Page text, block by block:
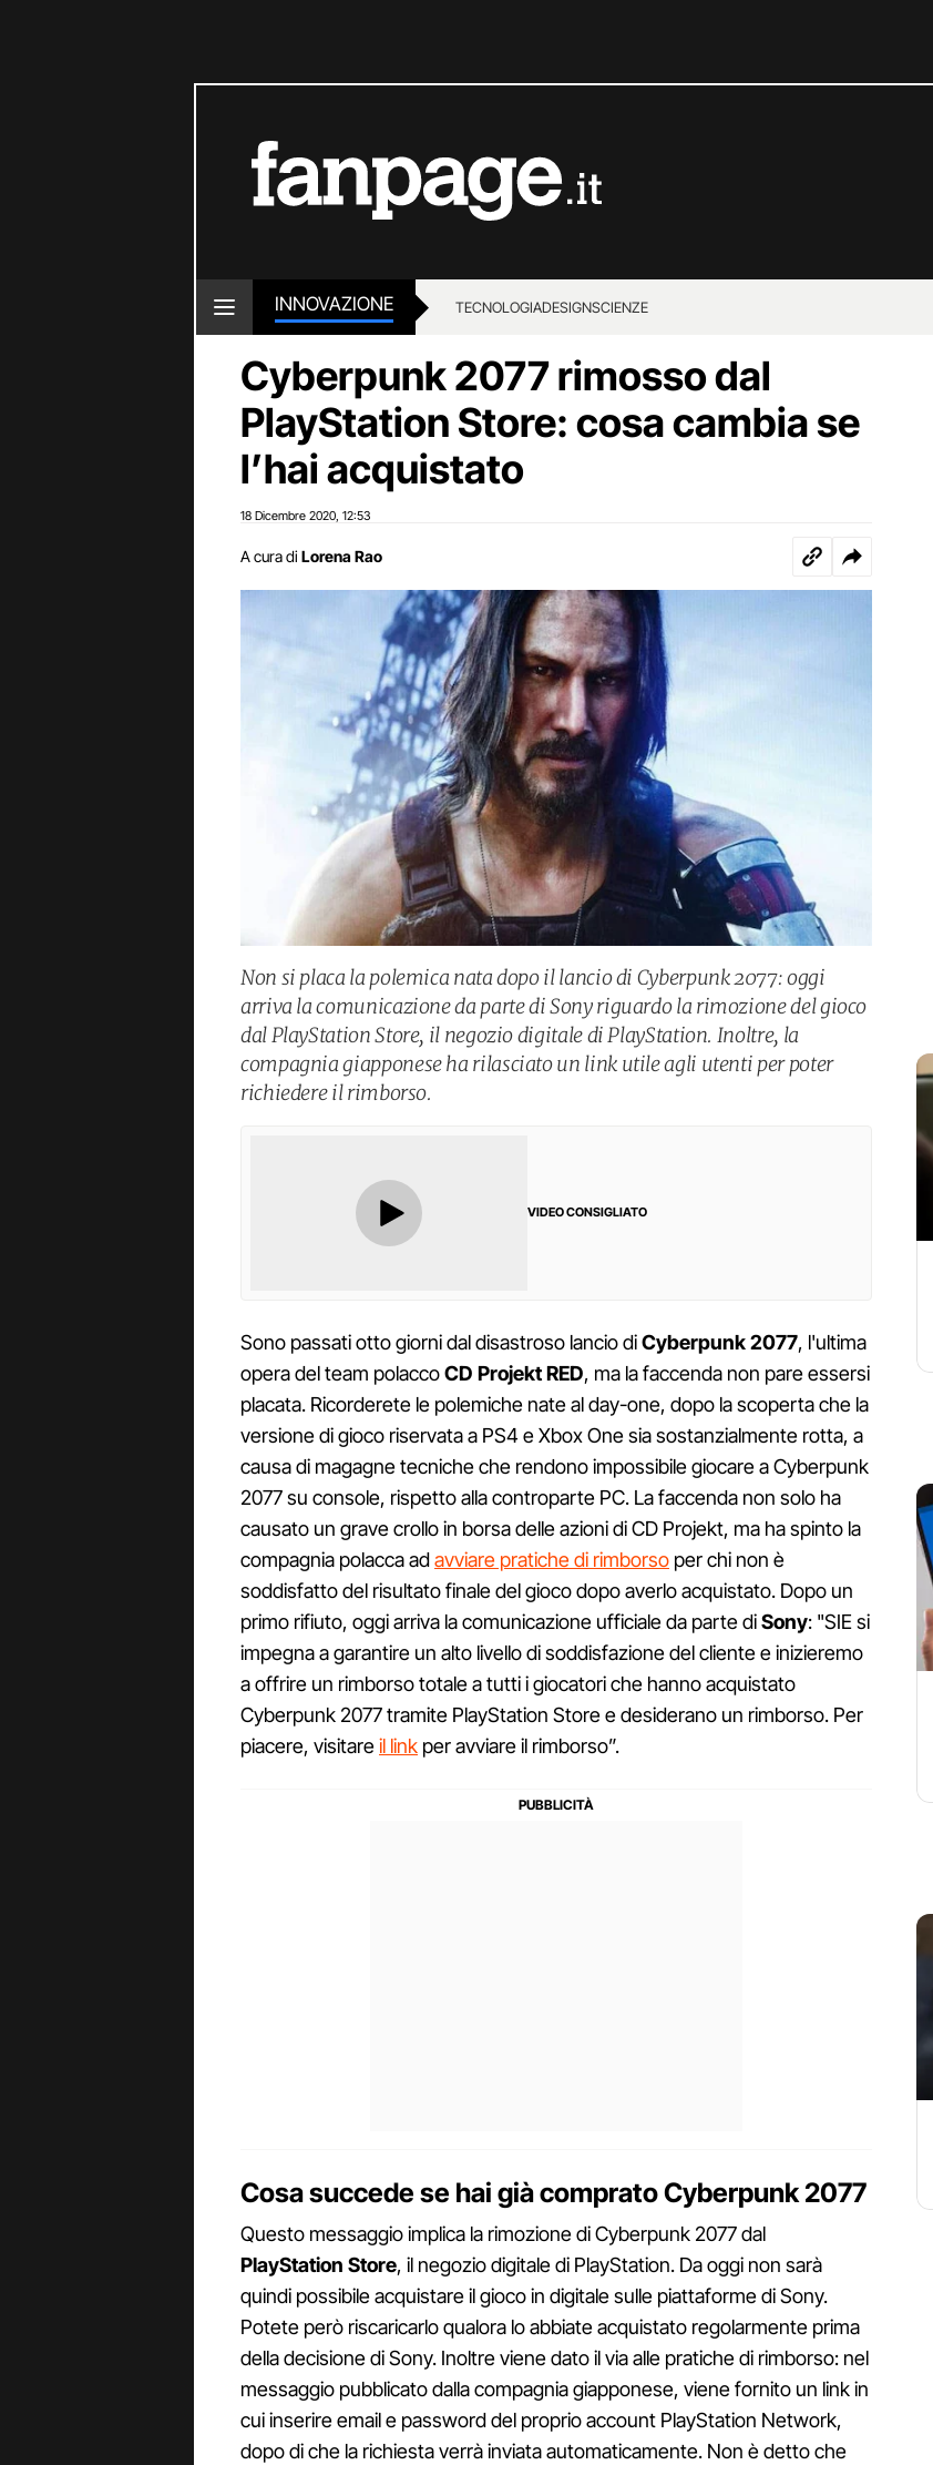
INNOVAZIONE TECNOLOGIADESIGNSCIENZE
Cyberpunk 2077 rimosso dal
PlayStation Store: cosa cambia se
l’hai acquistato
18 Dicembre 2020 12:53
A cura di Lorena Rao
Non si placa la polemica nata dopo il lancio di Cyberpunk 2077: oggi
arriva la comunicazione da parte di Sony riguardo la rimozione del gioco
dal PlayStation Store, il negozio digitale di PlayStation. Inoltre, la
compagnia giapponese ha rilasciato un link utile agli utenti per poter
richiedere il rimborso.
VIDEO CONSIGLIATO
Sono passati otto giorni dal disastroso lancio diCyberpunk 2077, l'ultima
opera del team polaccoCD Projekt RED, ma la faccenda non pare essersi
placata. Ricorderete le polemiche nate al day-one, dopo la scoperta che la
versione di gioco riservata a PS4 e Xbox One sia sostanzialmente rotta, a
causa di magagne tecniche che rendono impossibile giocare a Cyberpunk
2077 su console, rispetto alla controparte PC. La faccenda non solo ha
causato un grave crollo in borsa delle azioni di CD Projekt, ma ha spinto la
compagnia polacca adavviare pratiche di rimborso per chi non è
soddisfatto del risultato finale del gioco dopo averlo acquistato. Dopo un
primo rifiuto, oggi arriva la comunicazione ufficiale da parte diSony: "SIE si
impegna a garantire un alto livello di soddisfazione del cliente e inizieremo
a offrire un rimborso totale a tutti i giocatori che hanno acquistato
Cyberpunk 2077 tramite PlayStation Store e desiderano un rimborso. Per
piacere, visitareil link per avviare il rimborso”.
Cosa succede se hai già comprato Cyberpunk 2077
Questo messaggio implica la rimozione di Cyberpunk 2077 dal
PlayStation Store, il negozio digitale di PlayStation. Da oggi non sarà
quindi possibile acquistare il gioco in digitale sulle piattaforme di Sony.
Potete però riscaricarlo qualora lo abbiate acquistato regolarmente prima
della decisione di Sony. Inoltre viene dato il via alle pratiche di rimborso: nel
messaggio pubblicato dalla compagnia giapponese, viene fornito un link in
cui inserire email e password del proprio account PlayStation Network,
dopo di che la richiesta verrà inviata automaticamente. Non è detto che